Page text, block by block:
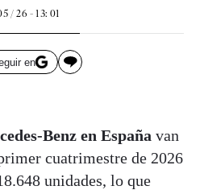
/ 26 - 13: 01
en
Benz en España van
cuatrimestre de 2026
unidades, lo que